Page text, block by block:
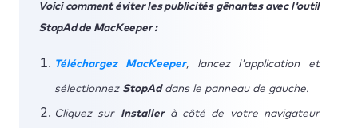
Voici comment éviter les publicités gênantes avec l'outil
StopAd de MacKeeper :
Téléchargez MacKeeper, lancez l'application et
sélectionnez StopAddans le panneau de gauche.
Cliquez sur Installerà côté de votre navigateur